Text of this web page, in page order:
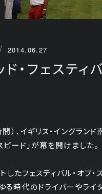
2014.06.27
ド・フェステ
）、イギリス・イングラン
ピード」が幕を開けました。
したフェスティバル・オブ
る時代のドライバーやライ